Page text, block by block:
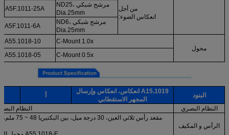
من أجل
انعكاس الضوء:
مرشح شبكي ND25،
Dia.25mm
A5F.1011-25A
مرشح شبكي ND6،
Dia.25mm
A5F.1011-6A
محول
C-Mount 1.0x
A55.1018-10
C-Mount 0.5x
A55.1018-05
البنود
A15.1019 انعكاس، انعكاس وإرسال
المجهر الاستقطابي
أ
النظام البصري
النظام
الرأس و المكيف
مقعد رأس ثلاثي